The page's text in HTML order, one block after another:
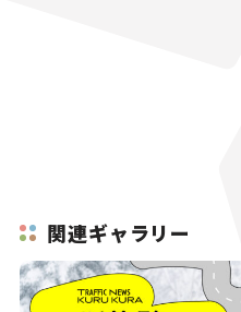
関連ギャラリー